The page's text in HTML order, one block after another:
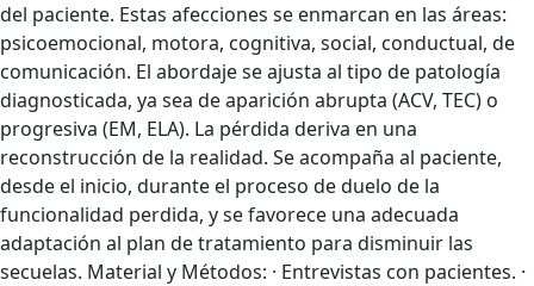
del paciente. Estas afecciones se enmarcan en las áreas:
psicoemocional, motora, cognitiva, social, conductual, de
comunicación. El abordaje se ajusta al tipo de patología
diagnosticada, ya sea de aparición abrupta (ACV, TEC) o
progresiva (EM, ELA). La pérdida deriva en una
reconstrucción de la realidad. Se acompaña al paciente,
desde el inicio, durante el proceso de duelo de la
funcionalidad perdida, y se favorece una adecuada
adaptación al plan de tratamiento para disminuir las
secuelas. Material y Métodos: · Entrevistas con pacientes. ·